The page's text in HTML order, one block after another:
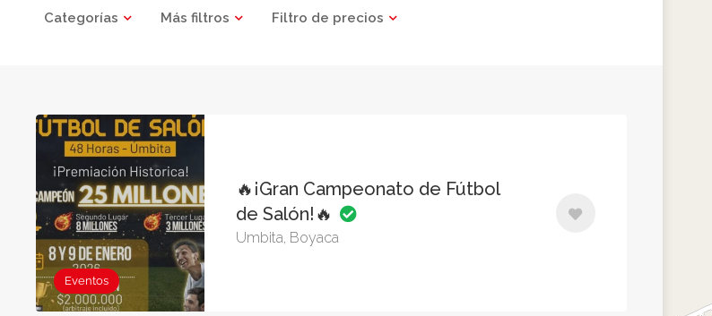
Categorías Más filtros Filtro de precios
Eventos
🔥¡Gran Campeonato de Fútbol
de Salón!🔥
Umbita, Boyaca